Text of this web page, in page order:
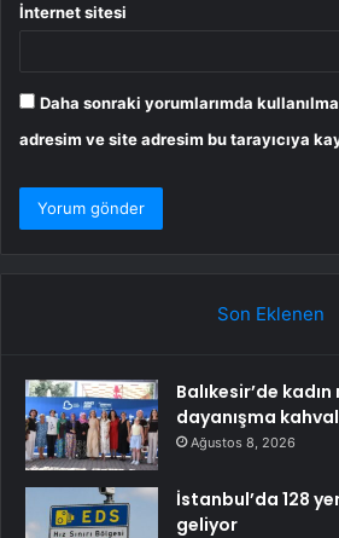
İnternet sitesi
Daha sonraki yorumlarımda
adresim ve site adresim bu tarayıcıya
Son Eklenen
Balıkesir’de
dayanışma
Ağustos 8, 2026
İstanbul’da 128
geliyor